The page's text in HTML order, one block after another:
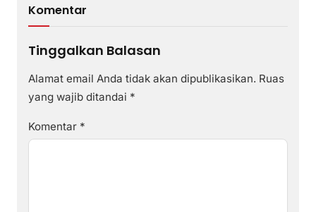
Komentar
Tinggalkan Balasan
Alamat email Anda tidak akan dipublikasikan. Ruas
yang wajib ditandai *
Komentar *